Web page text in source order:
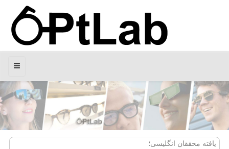
منو
یافته محققان انگلیسی؛